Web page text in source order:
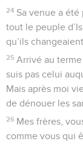
24 Sa venue a
tout le peuple
qu’ils
25 Arrivé au
suis pas celui
Mais après moi
de dénouer les
26 Mes frères,
comme vous qui